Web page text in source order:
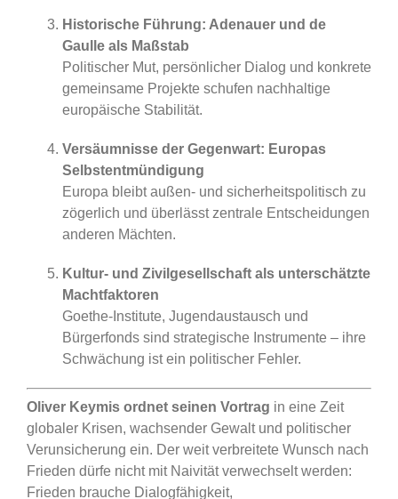
Historische Führung: Adenauer und de
Gaulle als Maßstab
Politischer Mut, persönlicher Dialog und konkrete
gemeinsame Projekte schufen nachhaltige
europäische Stabilität.
Versäumnisse der Gegenwart: Europas
Selbstentmündigung
Europa bleibt außen- und sicherheitspolitisch zu
zögerlich und überlässt zentrale Entscheidungen
anderen Mächten.
Kultur- und Zivilgesellschaft als unterschätzte
Machtfaktoren
Goethe-Institute, Jugendaustausch und
Bürgerfonds sind strategische Instrumente – ihre
Schwächung ist ein politischer Fehler.
Oliver Keymis ordnet seinen Vortrag in eine Zeit
globaler Krisen, wachsender Gewalt und politischer
Verunsicherung ein. Der weit verbreitete Wunsch nach
Frieden dürfe nicht mit Naivität verwechselt werden:
Frieden brauche Dialogfähigkeit,